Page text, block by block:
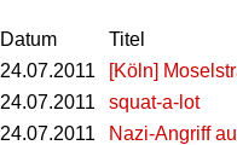
Datum
Titel
24.07.2011
[Köln]
24.07.2011
squat-a-lot
24.07.2011
Nazi-Angriff